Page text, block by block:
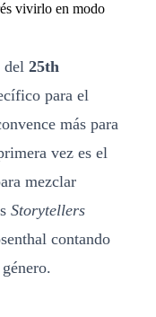
vivirlo en modo
del 25th
para el
más para
vez es el
mezclar
Storytellers
contando